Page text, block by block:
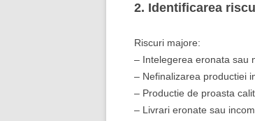
2. Identificarea
Riscuri majore:
– Intelegerea eronata sau
– Nefinalizarea productiei
– Productie de proasta
– Livrari eronate sau